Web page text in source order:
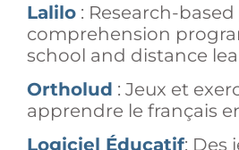
Lalilo : Research-
comprehension
school and distance
Ortholud : Jeux et
apprendre le français
Logiciel Éducatif: Des